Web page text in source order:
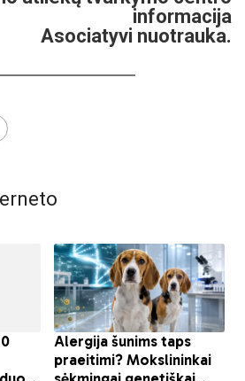
informacija
Asociatyvi nuotrauka.